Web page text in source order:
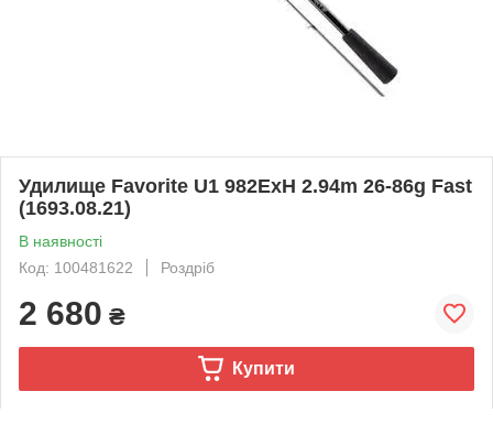
Удилище Favorite U1 982ExH 2.94m 26-86g Fast
(1693.08.21)
В наявності
Код: 100481622
Роздріб
2 680 ₴
Купити